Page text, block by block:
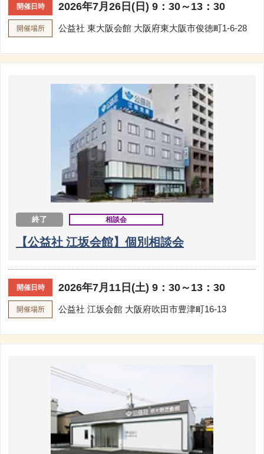
開催日時 2026年7月26日(日) 9：30～13：30
開催場所 公益社 東大阪会館 大阪府東大阪市俊徳町1-6-28
終了 相談会
【公益社 江坂会館】個別相談会
開催日時 2026年7月11日(土) 9：30～13：30
開催場所 公益社 江坂会館 大阪府吹田市豊津町16-13